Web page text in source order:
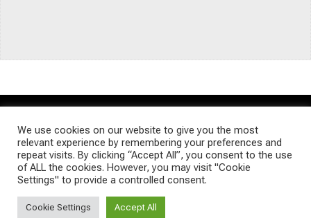
TERMS AND CONDITIONS PRIVACY POLICY SITEMAP
© Emigrants Life WordPress Theme by TagDiv
We use cookies on our website to give you the most
relevant experience by remembering your preferences and
repeat visits. By clicking “Accept All”, you consent to the use
of ALL the cookies. However, you may visit "Cookie
Settings" to provide a controlled consent.
Cookie Settings Accept All